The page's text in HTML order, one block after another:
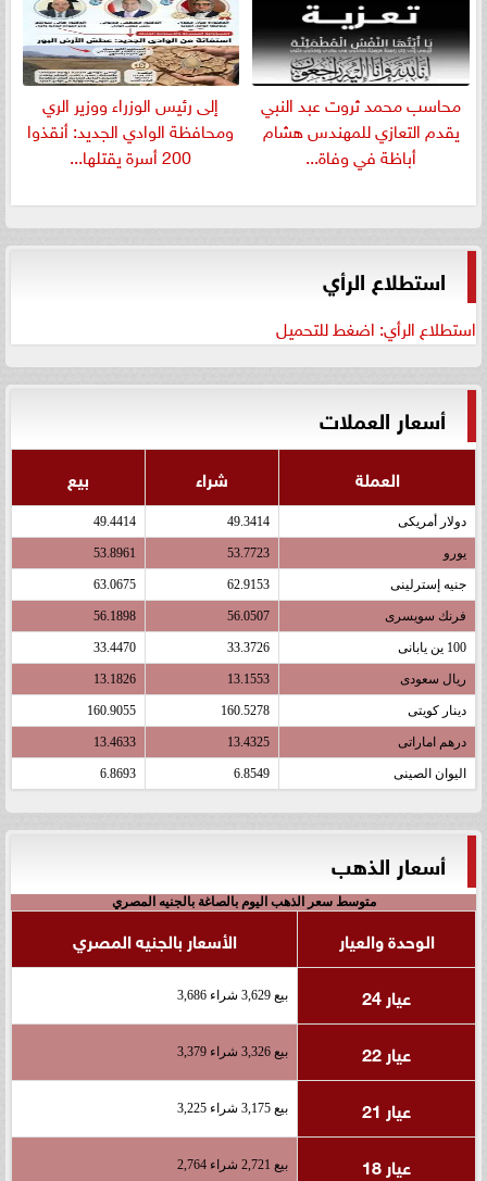
​محاسب محمد ثروت عبد النبي
يقدم التعازي للمهندس هشام
أباظة في وفاة...
إلى رئيس الوزراء ووزير الري
ومحافظة الوادي الجديد: أنقذوا
200 أسرة يقتلها...
استطلاع الرأي
استطلاع الرأي: اضغط للتحميل
أسعار العملات
العملة شراء بيع
دولار أمريكى 49.3414
49.4414
يورو 53.7723
53.8961
جنيه إسترلينى 62.9153
63.0675
فرنك سويسرى 56.0507
56.1898
100 ين يابانى 33.3726
33.4470
ريال سعودى 13.1553
13.1826
دينار كويتى 160.5278
160.9055
درهم اماراتى 13.4325
13.4633
اليوان الصينى 6.8549
6.8693
أسعار الذهب
متوسط سعر الذهب اليوم بالصاغة بالجنيه المصري
الوحدة والعيار
الأسعار بالجنيه المصري
عيار 24
بيع 3,629 شراء 3,686
عيار 22 بيع 3,326 شراء 3,379
عيار 21 بيع 3,175 شراء 3,225
عيار 18 بيع 2,721 شراء 2,764